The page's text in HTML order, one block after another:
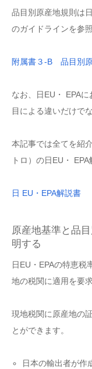
品目別原産地規則は
のガイドラインを参
附属書３-B 品目別
なお、日EU・ EPA
目による違いだけで
本記事では全てを紹
トロ）の日EU・
日 EU・EPA解説書
原産地基準と品
明する
日EU・EPAの特恵税
地の税関に適用を要
現地税関に原産地の
とができます。
日本の輸出者が作